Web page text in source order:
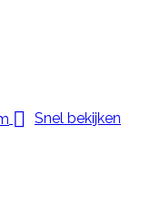
 Snel bekijken